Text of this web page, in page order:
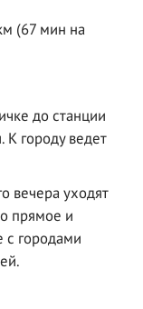
(67 мин на
до станции
К городу ведет
вечера уходят
прямое и
с городами